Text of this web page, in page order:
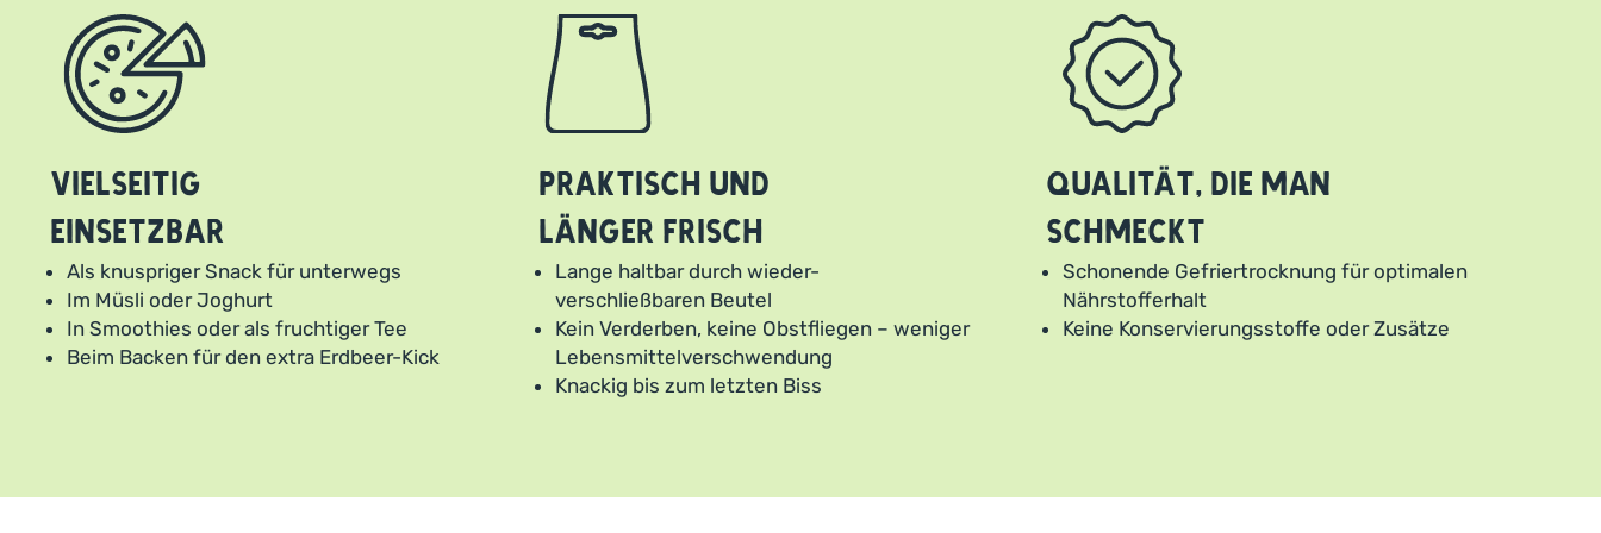
Vielseitig
einsetzbar
Als knuspriger Snack für unterwegs
Im Müsli oder Joghurt
In Smoothies oder als fruchtiger Tee
Beim Backen für den extra Erdbeer-Kick
Praktisch und
länger frisch
Lange haltbar durch wieder-
verschließbaren Beutel
Kein Verderben, keine Obstfliegen – weniger
Lebensmittelverschwendung
Knackig bis zum letzten Biss
Qualität, die man
schmeckt
Schonende Gefriertrocknung für optimalen
Nährstofferhalt
Keine Konservierungsstoffe oder Zusätze